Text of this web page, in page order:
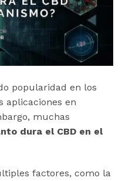
popularidad en los
aplicaciones en
muchas
dura el CBD en el
factores, como la